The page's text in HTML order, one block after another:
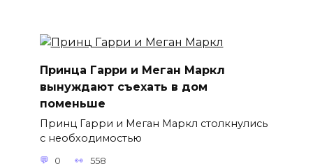
Принца Гарри и Меган Маркл
вынуждают съехать в дом
поменьше
Принц Гарри и Меган Маркл столкнулись
с необходимостью
0 558